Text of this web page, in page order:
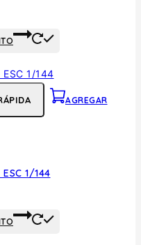
AGREGAR
1/144